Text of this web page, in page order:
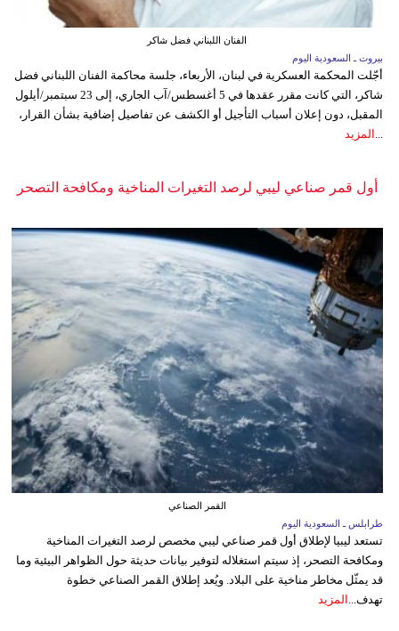
الفنان اللبناني فضل شاكر
بيروت ـ السعودية اليوم
أجّلت المحكمة العسكرية في لبنان، الأربعاء، جلسة محاكمة الفنان اللبناني فضل
شاكر، التي كانت مقرر عقدها في 5 أغسطس/آب الجاري، إلى 23 سبتمبر/أيلول
المقبل، دون إعلان أسباب التأجيل أو الكشف عن تفاصيل إضافية بشأن القرار،
المزيد
أول قمر صناعي ليبي لرصد التغيرات المناخية ومكافحة التصحر
القمر الصناعي
طرابلس ـ السعودية اليوم
تستعد ليبيا لإطلاق أول قمر صناعي ليبي مخصص لرصد التغيرات المناخية
ومكافحة التصحر، إذ سيتم استغلاله لتوفير بيانات حديثة حول الظواهر البيئية وما
قد يمثّل مخاطر مناخية على البلاد. ويُعد إطلاق القمر الصناعي خطوة
تهدف... المزيد